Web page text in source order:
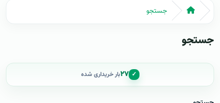
جستجو
جستجو
✓ ۲۷بار خریداری شده